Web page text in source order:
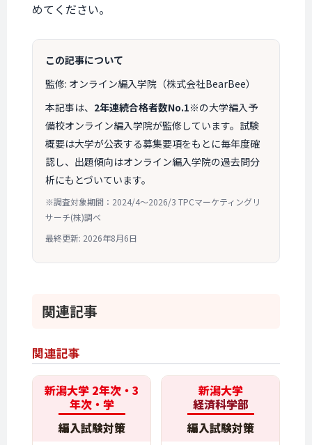
めてください。
この記事について
監修: オンライン編入学院（株式会社BearBee）
本記事は、 2年連続合格者数No.1※の大学編入予
備校オンライン編入学院が監修しています。試験
概要は大学が公表する募集要項をもとに毎年度確
認し、出題傾向はオンライン編入学院の過去問分
析にもとづいています。
※調査対象期間：2024/4〜2026/3 TPCマーケティングリ
サーチ(株)調べ
最終更新: 2026年8月6日
関連記事
関連記事
新潟大学 2年次・3
年次・学
編入試験対策
新潟大学
経済科学部
編入試験対策